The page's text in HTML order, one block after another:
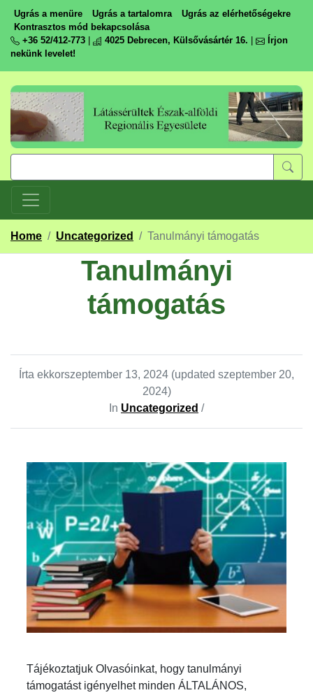
Ugrás a menüre Ugrás a tartalomra
Ugrás az elérhetőségekre
Kontrasztos mód bekapcsolása
+36 52/412-773
4025 Debrecen, Külsővásártér 16.
Írjon
nekünk levelet!
Home / Uncategorized / Tanulmányi támogatás
Tanulmányi
támogatás
Írta ekkorszeptember 13, 2024 (updated szeptember 20,
2024)
In Uncategorized /
Tájékoztatjuk Olvasóinkat, hogy tanulmányi
támogatást igényelhet minden ÁLTALÁNOS,